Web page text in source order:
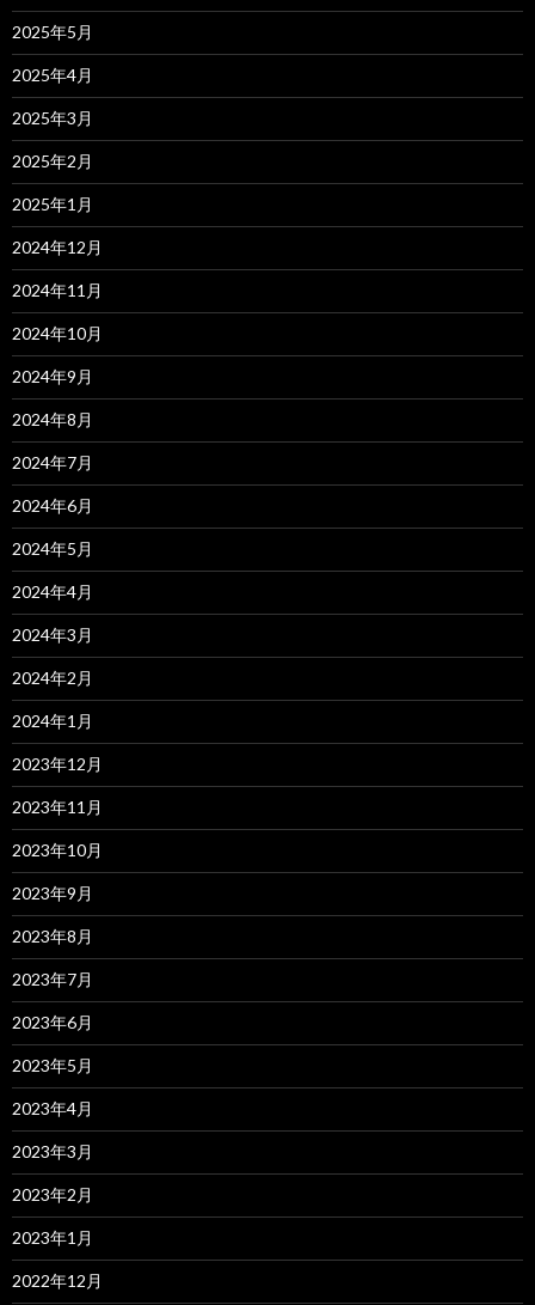
2025年5月
2025年4月
2025年3月
2025年2月
2025年1月
2024年12月
2024年11月
2024年10月
2024年9月
2024年8月
2024年7月
2024年6月
2024年5月
2024年4月
2024年3月
2024年2月
2024年1月
2023年12月
2023年11月
2023年10月
2023年9月
2023年8月
2023年7月
2023年6月
2023年5月
2023年4月
2023年3月
2023年2月
2023年1月
2022年12月